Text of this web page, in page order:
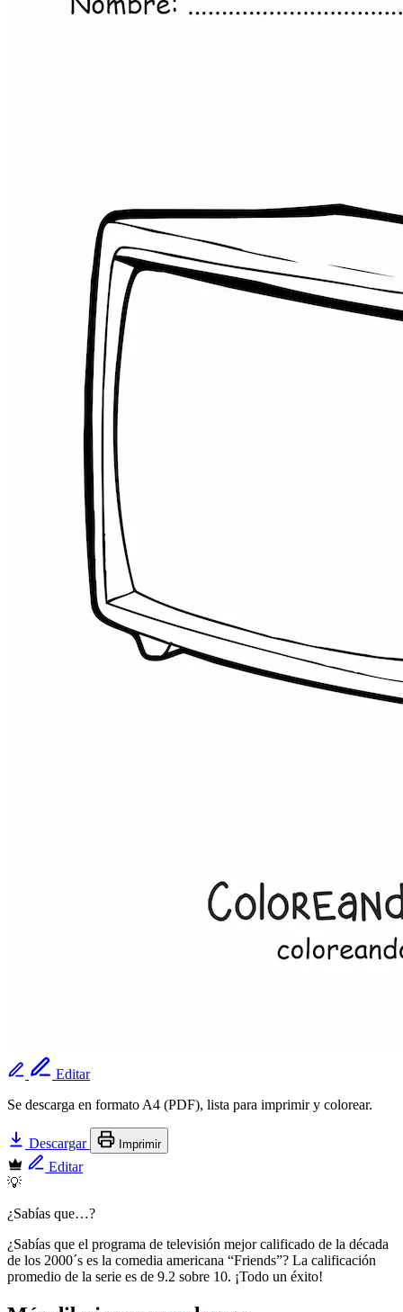
Editar
Se descarga en formato A4 (PDF), lista para imprimir y colorear.
Descargar Imprimir
Editar
💡
¿Sabías que…?
¿Sabías que el programa de televisión mejor calificado de la década
de los 2000´s es la comedia americana “Friends”? La calificación
promedio de la serie es de 9.2 sobre 10. ¡Todo un éxito!